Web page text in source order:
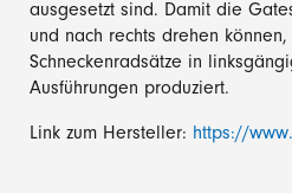
ausgesetzt sind. Damit die
und nach rechts drehen
Schneckenradsätze in
Ausführungen produziert.
Link zum Hersteller: https://